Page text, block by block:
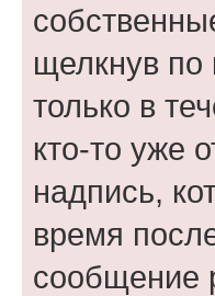
щелкнув по
только в
кто-то уже
надпись,
время
сообщение